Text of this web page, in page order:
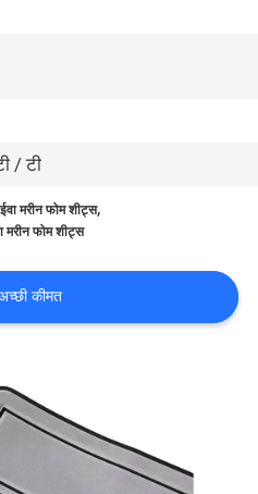
/ टी
मरीन फोम शीट्स,
मरीन फोम शीट्स
कीमत